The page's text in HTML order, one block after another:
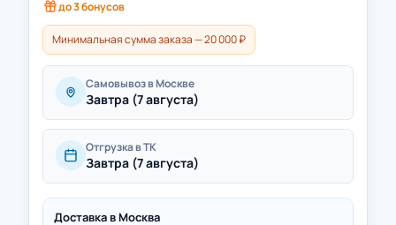
до3бонусов
Минимальная сумма заказа — 20 000 ₽
Самовывоз в Москве
Завтра (7 августа)
Отгрузка в ТК
Завтра (7 августа)
Доставка в Москва